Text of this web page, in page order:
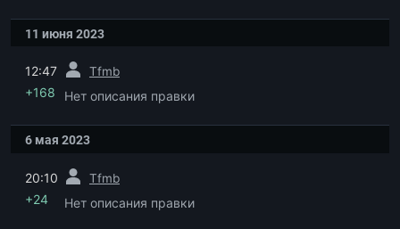
11 июня 2023
12:47 Tfmb
+168 Нет описания правки
6 мая 2023
20:10 Tfmb
+24 Нет описания правки